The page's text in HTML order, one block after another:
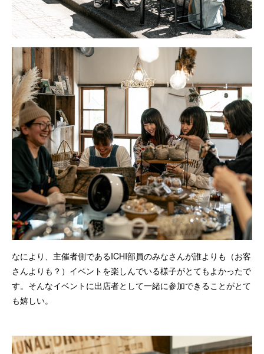
なにより、主催者側であるICHI部員のみなさんが誰よりも（お客
さんよりも？）イベントを楽しんでいる様子がとてもよかったで
す。そんなイベントに出店者として一緒に参加できることがとて
も嬉しい。